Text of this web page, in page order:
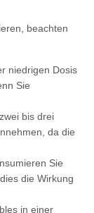
beachten
niedrigen Dosis
Sie
bis drei
da die
Sie
die Wirkung
in einer